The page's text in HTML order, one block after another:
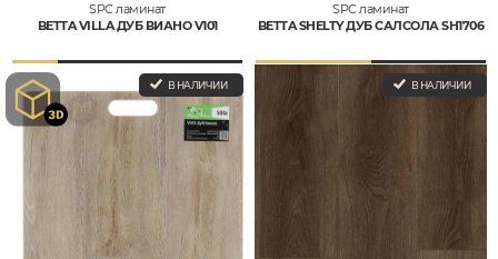
SPC ламинат
BETTA VILLA ДУБ ВИАНО V101
В НАЛИЧИИ
SPC ламинат
BETTA SHELTY ДУБ САЛСОЛА SH1706
В НАЛИЧИИ